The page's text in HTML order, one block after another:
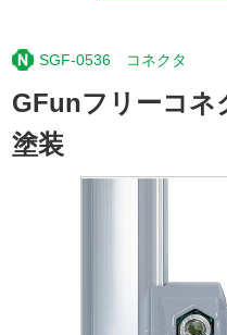
SGF-0536 コネクタ
GFunフリーコネ
塗装